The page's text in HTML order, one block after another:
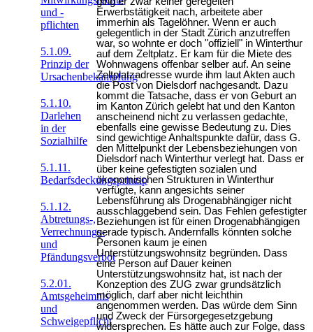
und -
pflichten
5.1.09.
Prinzip der
Ursachenbekämpfung
5.1.10.
Darlehen
in der
Sozialhilfe
5.1.11.
Bedarfsdeckungsprinzip
5.1.12.
Abtretungs-,
Verrechnungs-
und
Pfändungsverbot
5.2.01.
Amtsgeheimnis
und
Schweigepflicht
Erwerbstätigkeit nach, arbeitete aber
immerhin als Tagelöhner. Wenn er auch
gelegentlich in der Stadt Zürich anzutreffen
war, so wohnte er doch "offiziell" in Winterthur
auf dem Zeltplatz. Er kam für die Miete des
Wohnwagens offenbar selber auf. An seine
Zeltplatzadresse wurde ihm laut Akten auch
die Post von Dielsdorf nachgesandt. Dazu
kommt die Tatsache, dass er von Geburt an
im Kanton Zürich gelebt hat und den Kanton
anscheinend nicht zu verlassen gedachte,
ebenfalls eine gewisse Bedeutung zu. Dies
sind gewichtige Anhaltspunkte dafür, dass G.
den Mittelpunkt der Lebensbeziehungen von
Dielsdorf nach Winterthur verlegt hat. Dass er
über keine gefestigten sozialen und
ökonomischen Strukturen in Winterthur
verfügte, kann angesichts seiner
Lebensführung als Drogenabhängiger nicht
ausschlaggebend sein. Das Fehlen gefestigter
Beziehungen ist für einen Drogenabhängigen
gerade typisch. Andernfalls könnten solche
Personen kaum je einen
Unterstützungswohnsitz begründen. Dass
eine Person auf Dauer keinen
Unterstützungswohnsitz hat, ist nach der
Konzeption des ZUG zwar grundsätzlich
möglich, darf aber nicht leichthin
angenommen werden. Das würde dem Sinn
und Zweck der Fürsorgegesetzgebung
widersprechen. Es hätte auch zur Folge, dass